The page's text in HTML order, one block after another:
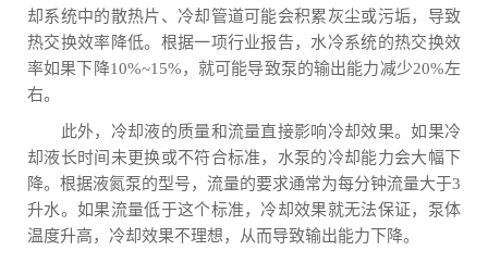
却系统中的散热片、冷却管道可能会积累灰尘或污垢，导致
热交换效率降低。根据一项行业报告，水冷系统的热交换效
率如果下降10%~15%，就可能导致泵的输出能力减少20%左
右。
此外，冷却液的质量和流量直接影响冷却效果。如果冷
却液长时间未更换或不符合标准，水泵的冷却能力会大幅下
降。根据液氮泵的型号，流量的要求通常为每分钟流量大于3
升水。如果流量低于这个标准，冷却效果就无法保证，泵体
温度升高，冷却效果不理想，从而导致输出能力下降。